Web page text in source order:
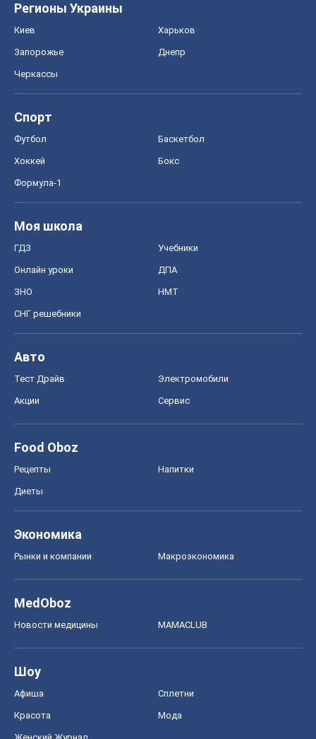
Регионы Украины
Киев Харьков
Запорожье Днепр
Черкассы
Спорт
Футбол Баскетбол
Хоккей Бокс
Формула-1
Моя школа
ГДЗ Учебники
Онлайн уроки ДПА
ЗНО НМТ
СНГ решебники
Авто
Тест Драйв Электромобили
Акции Сервис
Food Oboz
Рецепты Напитки
Диеты
Экономика
Рынки и компании Mакроэкономика
MedOboz
Новости медицины MAMACLUB
Шоу
Афиша Сплетни
Красота Мода